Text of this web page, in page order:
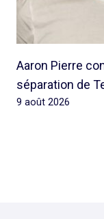
Aaron Pierre
séparation de
9 août 2026